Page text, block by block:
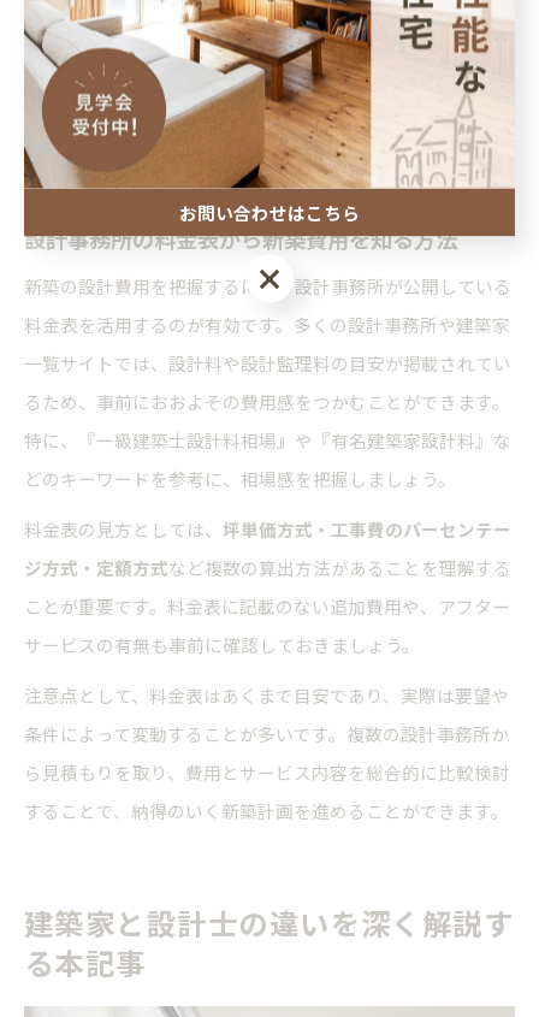
実際の失敗例として、打ち合わせ回数や設計変更に追加費用
が発生し、当初の予算を大幅に超えてしまったケースが見受
けられます。見積もり段階で不明点を解消し、総額で比較・
検討することが新築の満足度向上につながります。
設計事務所の料金表から新築費用を知る方法
新築の設計費用を把握するには、設計事務所が公開している
料金表を活用するのが有効です。多くの設計事務所や建築家
一覧サイトでは、設計料や設計監理料の目安が掲載されてい
るため、事前におおよその費用感をつかむことができます。
特に、『一級建築士設計料相場』や『有名建築家設計料』な
どのキーワードを参考に、相場感を把握しましょう。
料金表の見方としては、 坪単価方式・工事費のパーセンテー
ジ方式・定額方式など複数の算出方法があることを理解する
ことが重要です。料金表に記載のない追加費用や、アフター
サービスの有無も事前に確認しておきましょう。
注意点として、料金表はあくまで目安であり、実際は要望や
条件によって変動することが多いです。複数の設計事務所か
ら見積もりを取り、費用とサービス内容を総合的に比較検討
することで、納得のいく新築計画を進めることができます。
建築家と設計士の違いを深く解説す
る本記事
お問い合わせはこちら
お問い合わせはこちら